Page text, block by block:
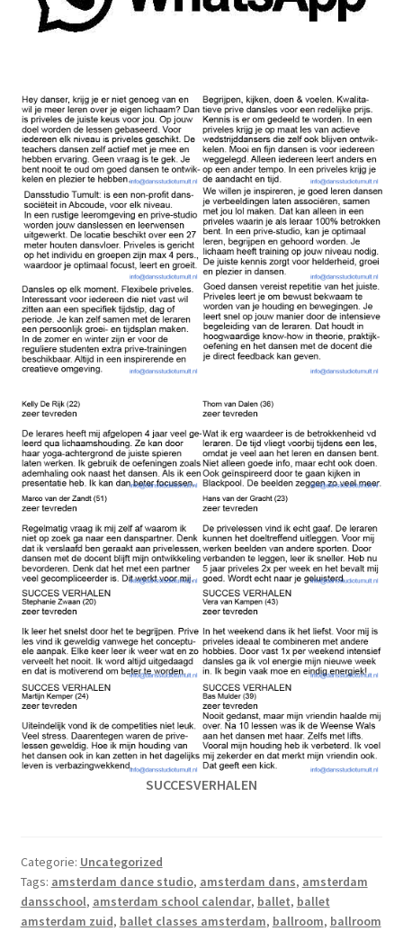
SUCCESVERHALEN
Categorie: Uncategorized
Tags: amsterdam dance studio, amsterdam dans, amsterdam
dansschool, amsterdam school calendar, ballet, ballet
amsterdam zuid, ballet classes amsterdam, ballroom, ballroom